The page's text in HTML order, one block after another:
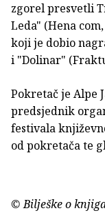
zgorel presvetli
Leda" (Hena
koji je dobio
i "Dolinar"
Pokretač je Alpe
predsjednik
festivala
od pokretača te
© Bilješke o